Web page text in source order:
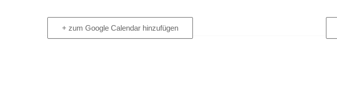
+ zum Google Calendar hinzufügen